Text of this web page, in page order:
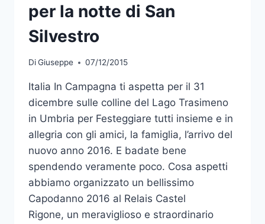
per la notte di San
Silvestro
DiGiuseppe 07/12/2015
Italia In Campagna ti aspetta per il 31
dicembre sulle colline del Lago Trasimeno
in Umbria per Festeggiare tutti insieme e in
allegria con gli amici, la famiglia, l’arrivo del
nuovo anno 2016. E badate bene
spendendo veramente poco. Cosa aspetti
abbiamo organizzato un bellissimo
Capodanno 2016 al Relais Castel
Rigone, un meraviglioso e straordinario